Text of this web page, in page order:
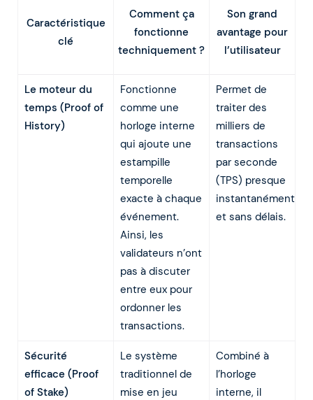
Caractéristique
clé
Comment ça
fonctionne
techniquement ?
Son grand
avantage pour
l’utilisateur
Le moteur du
temps (Proof of
History)
Fonctionne
comme une
horloge interne
qui ajoute une
estampille
temporelle
exacte à chaque
événement.
Ainsi, les
validateurs n’ont
pas à discuter
entre eux pour
ordonner les
transactions.
Permet de
traiter des
milliers de
transactions
par seconde
(TPS) presque
instantanément
et sans délais.
Sécurité
efficace (Proof
of Stake)
Le système
traditionnel de
mise en jeu
Combiné à
l’horloge
interne, il